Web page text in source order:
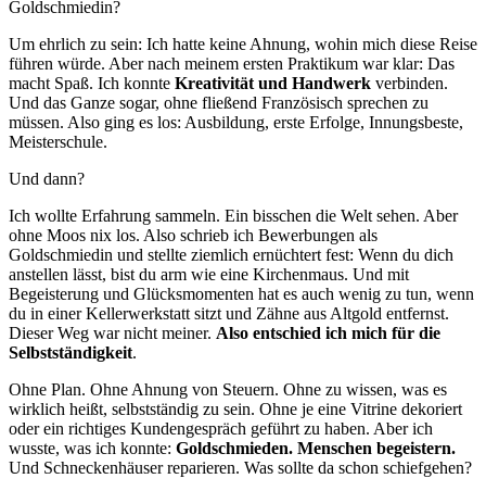
Goldschmiedin?
Um ehrlich zu sein: Ich hatte keine Ahnung, wohin mich diese Reise
führen würde. Aber nach meinem ersten Praktikum war klar: Das
macht Spaß. Ich konnte Kreativität und Handwerk verbinden.
Und das Ganze sogar, ohne fließend Französisch sprechen zu
müssen. Also ging es los: Ausbildung, erste Erfolge, Innungsbeste,
Meisterschule.
Und dann?
Ich wollte Erfahrung sammeln. Ein bisschen die Welt sehen. Aber
ohne Moos nix los. Also schrieb ich Bewerbungen als
Goldschmiedin und stellte ziemlich ernüchtert fest: Wenn du dich
anstellen lässt, bist du arm wie eine Kirchenmaus. Und mit
Begeisterung und Glücksmomenten hat es auch wenig zu tun, wenn
du in einer Kellerwerkstatt sitzt und Zähne aus Altgold entfernst.
Dieser Weg war nicht meiner. Also entschied ich mich für die
Selbstständigkeit.
Ohne Plan. Ohne Ahnung von Steuern. Ohne zu wissen, was es
wirklich heißt, selbstständig zu sein. Ohne je eine Vitrine dekoriert
oder ein richtiges Kundengespräch geführt zu haben. Aber ich
wusste, was ich konnte: Goldschmieden. Menschen begeistern.
Und Schneckenhäuser reparieren. Was sollte da schon schiefgehen?